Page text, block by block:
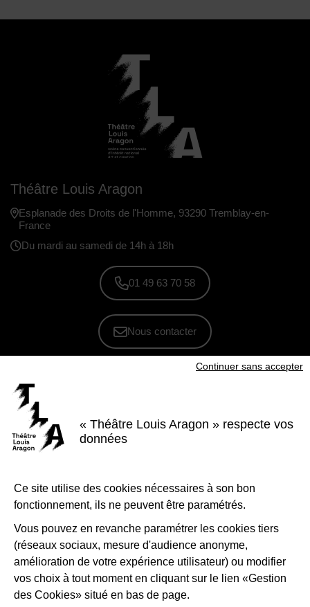
« Théâtre Louis Aragon » respecte vos
données
Ce site utilise des cookies nécessaires à son bon
fonctionnement, ils ne peuvent être paramétrés.
Vous pouvez en revanche paramétrer les cookies tiers
(réseaux sociaux, mesure d'audience anonyme,
amélioration de votre expérience utilisateur) ou modifier
vos choix à tout moment en cliquant sur le lien «Gestion
des Cookies» situé en bas de page.
Continuer sans accepter
Théâtre Louis Aragon
Esplanade des Droits de l'Homme, 93290 Tremblay-en-
France
Du mardi au samedi de 14h à 18h
01 49 63 70 58
Nous contacter
Facebook
Instagram
YoutubeLinkedIn
Le Théâtre Louis Aragon, scène conventionnée d'intérêt national Art et
création - danse, est soutenu par la Ville de Tremblay-en-France, le
Département de la Seine-Saint-Denis, la Région Île-de-France et le
de-France.
1-Logo-Tremblay 2-
3-Logo_Région_Ile-de-France
4-